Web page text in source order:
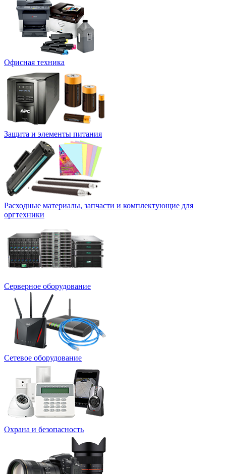
Офисная техника
Защита и элементы питания
Расходные материалы, запчасти и комплектующие для
оргтехники
Серверное оборудование
Сетевое оборудование
Охрана и безопасность